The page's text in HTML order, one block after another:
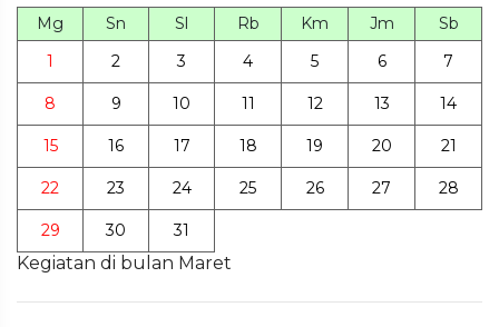
Mg Sn Sl Rb Km Jm
Sb
1
2 3 4 5 6 7
8 9 10 11 12 13 14
15 16 17 18 19 20 21
22 23 24 25 26 27 28
29 30 31
Kegiatan di bulan Maret